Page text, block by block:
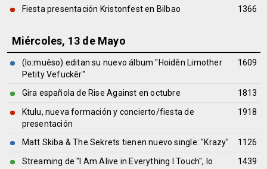
Fiesta presentación Kristonfest en Bilbao 1366
Miércoles, 13 de Mayo
(lo:muêso) editan su nuevo álbum "Hoidên Limother
Petity Vefuckêr"
1609
Gira española de Rise Against en octubre
1813
Ktulu, nueva formación y concierto/fiesta de
presentación
1918
Matt Skiba & The Sekrets tienen nuevo single: "Krazy"
1126
Streaming de "I Am Alive in Everything I Touch", lo
1439